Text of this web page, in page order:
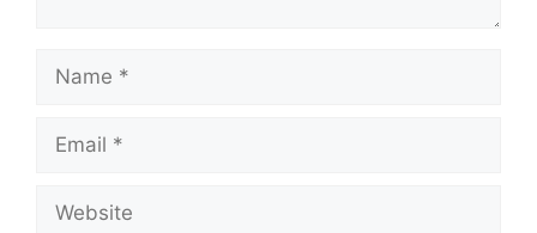
Name
Email
Website